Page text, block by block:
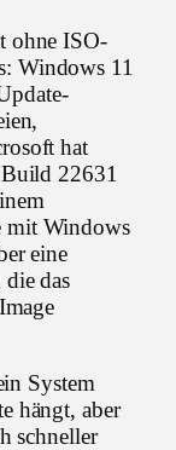
ohne ISO-
Windows 11
hat
22631
mit Windows
eine
die das
System
hängt, aber
schneller